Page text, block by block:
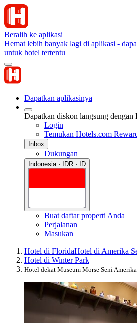
Beralih ke aplikasi
Hemat lebih banyak lagi di aplikasi -
untuk hotel tertentu
Dapatkan aplikasinya
Dapatkan diskon langsung dengan
Login
Temukan Hotels.com
Inbox
Dukungan
Indonesia · IDR · ID
Buat daftar properti Anda
Perjalanan
Masukan
Hotel di FloridaHotel di Amerika
Hotel di Winter Park
Hotel dekat Museum Morse Seni Amerika